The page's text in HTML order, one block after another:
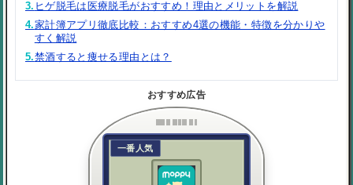
3. ヒゲ脱毛は医療脱毛がおすすめ！理由とメリットを解説
4.家計簿アプリ徹底比較：おすすめ4選の機能・特徴を分かりや
すく解説
5.禁酒すると痩せる理由とは？
おすすめ広告
一番人気